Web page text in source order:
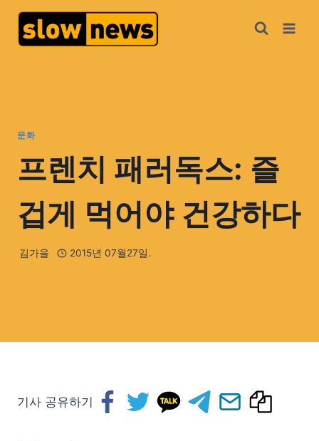
문화
프렌치 패러독스: 즐
겁게 먹어야 건강하다
김가을 2015년 07월27일.
기사 공유하기